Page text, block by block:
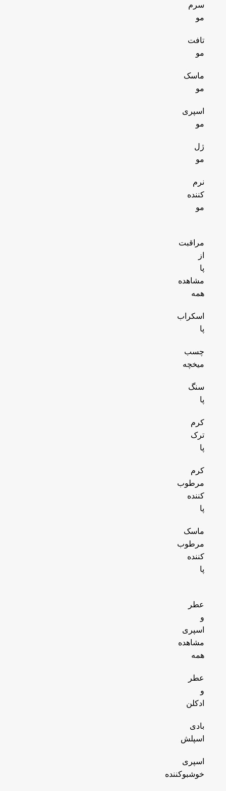
سرم
مو
تافت
مو
ماسک
مو
اسپری
مو
ژل
مو
نرم
کننده
مو
مراقبت
از
پا
مشاهده
همه
اسکراب
پا
چسب
میخچه
سنگ
پا
کرم
ترک
پا
کرم
مرطوب
کننده
پا
ماسک
مرطوب
کننده
پا
عطر
و
اسپری
مشاهده
همه
عطر
و
ادکلن
بادی
اسپلش
اسپری
خوشبوکننده